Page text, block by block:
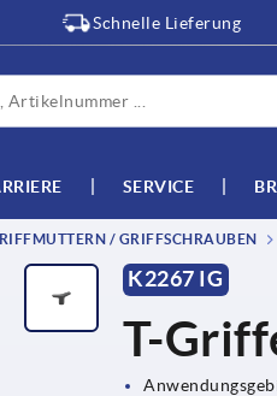
Schnelle Lieferung
SERVICE
/ GRIFFSCHRAUBEN
K2267 IG
T-